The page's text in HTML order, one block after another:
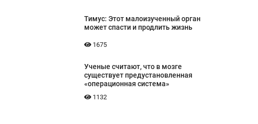
Тимус: Этот малоизученный орган
может спасти и продлить жизнь
1675
Ученые считают, что в мозге
существует предустановленная
«операционная система»
1132